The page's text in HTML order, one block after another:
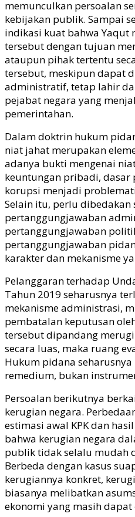
memunculkan persoalan
kebijakan publik. Sampai
indikasi kuat bahwa Yaqut
tersebut dengan tujuan
ataupun pihak tertentu
tersebut, meskipun dapat
administratif, tetap lahir
pejabat negara yang
pemerintahan.
Dalam doktrin hukum
niat jahat merupakan
adanya bukti mengenai
keuntungan pribadi, dasar
korupsi menjadi
Selain itu, perlu dibedakan
pertanggungjawaban
pertanggungjawaban
pertanggungjawaban
karakter dan mekanisme
Pelanggaran terhadap
Tahun 2019 seharusnya
mekanisme administrasi,
pembatalan keputusan
tersebut dipandang
secara luas, maka ruang
Hukum pidana
remedium, bukan
Persoalan berikutnya
kerugian negara.
estimasi awal KPK dan
bahwa kerugian negara
publik tidak selalu mudah
Berbeda dengan kasus
kerugiannya konkret,
biasanya melibatkan
ekonomi yang masih